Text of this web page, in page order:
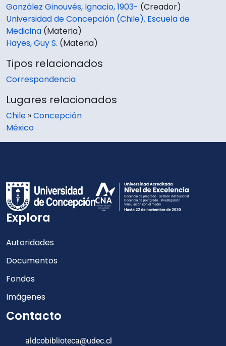
González Ginouvés, Ignacio, 1903- (Creador)
Universidad de Concepción (Chile). Escuela de
Medicina (Materia)
Hayes, Guy S. (Materia)
Tipos relacionados
Correspondencia
Lugares relacionados
Chile »Concepción
México
Explora
Autoridades
Documentos
Fondos
Imágenes
Contacto
aldcobiblioteca@udec.cl